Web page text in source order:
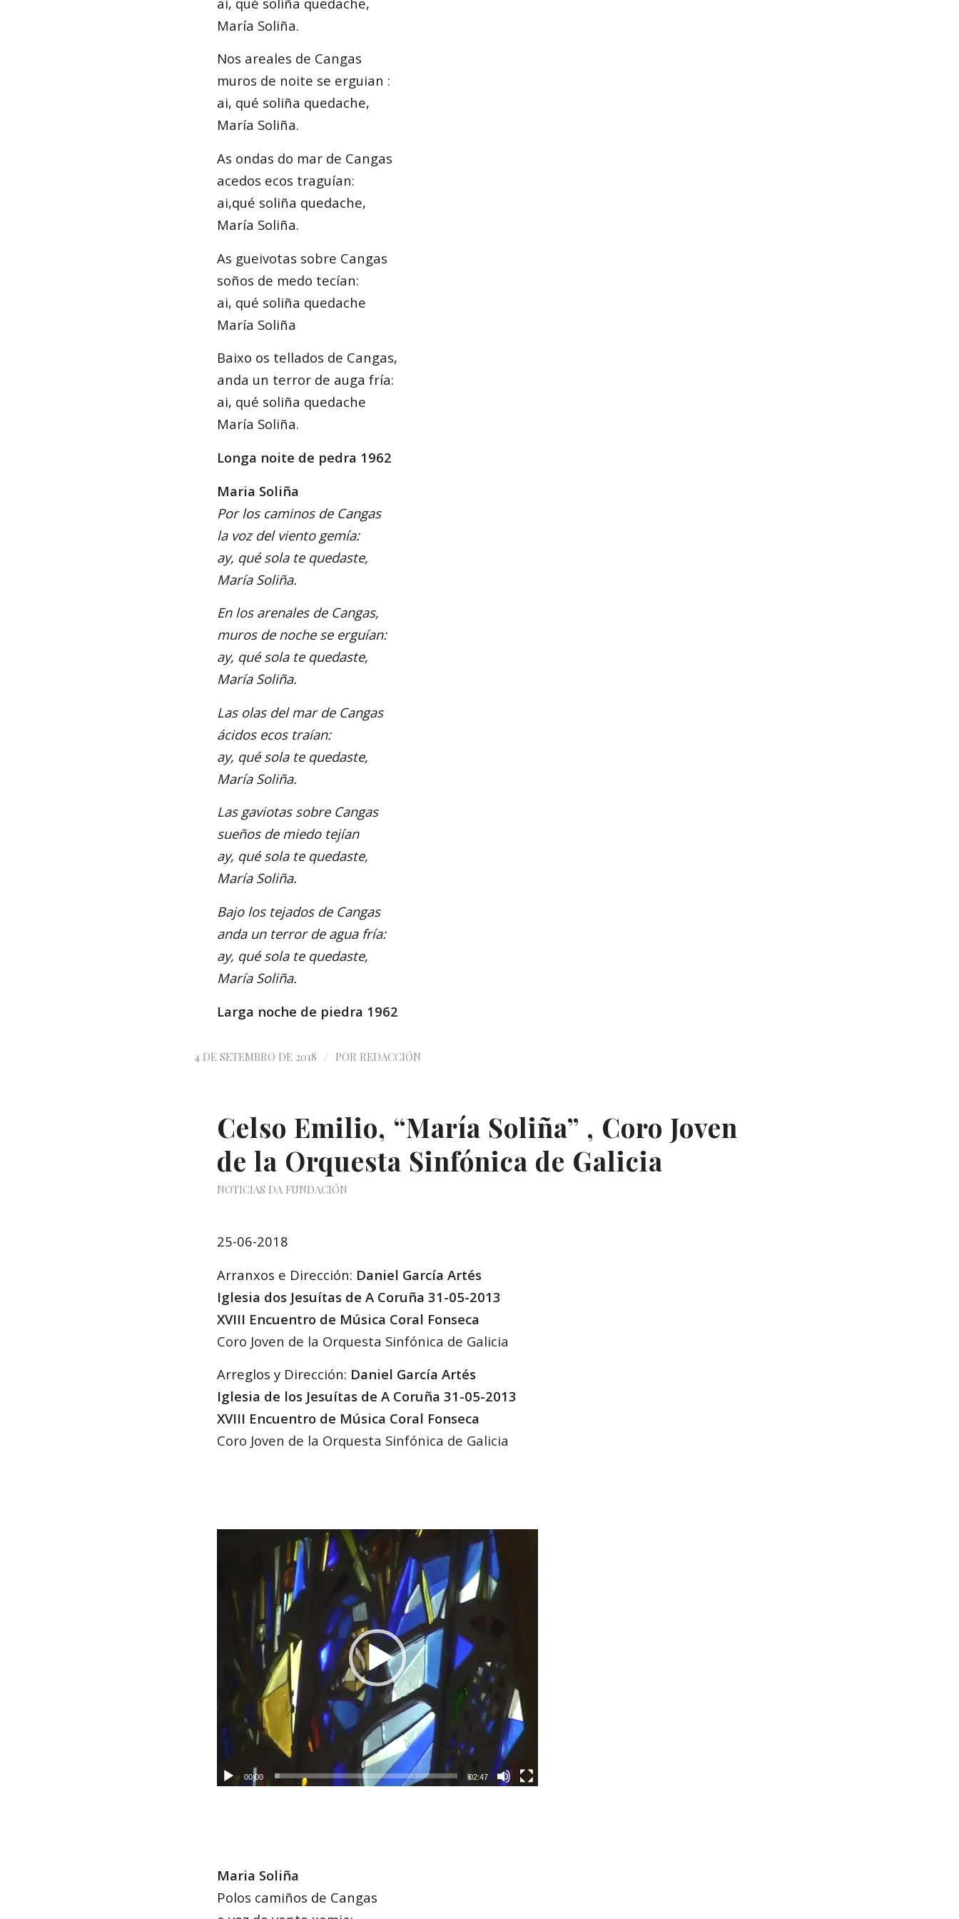
María Soliña.
Nos areales de Cangas
muros de noite se erguian :
ai, qué soliña quedache,
María Soliña.
As ondas do mar de Cangas
acedos ecos traguían:
ai,qué soliña quedache,
María Soliña.
As gueivotas sobre Cangas
soños de medo tecían:
ai, qué soliña quedache
María Soliña
Baixo os tellados de Cangas,
anda un terror de auga fría:
ai, qué soliña quedache
María Soliña.
Longa noite de pedra 1962
Maria Soliña
Por los caminos de Cangas
la voz del viento gemía:
ay, qué sola te quedaste,
María Soliña.
En los arenales de Cangas,
muros de noche se erguían:
ay, qué sola te quedaste,
María Soliña.
Las olas del mar de Cangas
ácidos ecos traían:
ay, qué sola te quedaste,
María Soliña.
Las gaviotas sobre Cangas
sueños de miedo tejían
ay, qué sola te quedaste,
María Soliña.
Bajo los tejados de Cangas
anda un terror de agua fría:
ay, qué sola te quedaste,
María Soliña.
Larga noche de piedra 1962
4 DE SETEMBRO DE 2018 / POR REDACCIÓN
Celso Emilio, “María Soliña” , Coro Joven
de la Orquesta Sinfónica de Galicia
NOTICIAS DA FUNDACIÓN
25-06-2018
Arranxos e Dirección: Daniel García Artés
Iglesia dos Jesuítas de A Coruña 31-05-2013
XVIII Encuentro de Música Coral Fonseca
Coro Joven de la Orquesta Sinfónica de Galicia
Arreglos y Dirección: Daniel García Artés
Iglesia de los Jesuítas de A Coruña 31-05-2013
XVIII Encuentro de Música Coral Fonseca
Coro Joven de la Orquesta Sinfónica de Galicia
00:00 02:47
Maria Soliña
Polos camiños de Cangas